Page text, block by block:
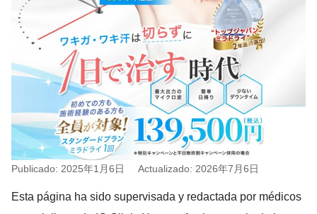
Publicado: 2025年1月6日 Actualizado: 2026年7月6日
Esta página ha sido supervisada y redactada por médicos